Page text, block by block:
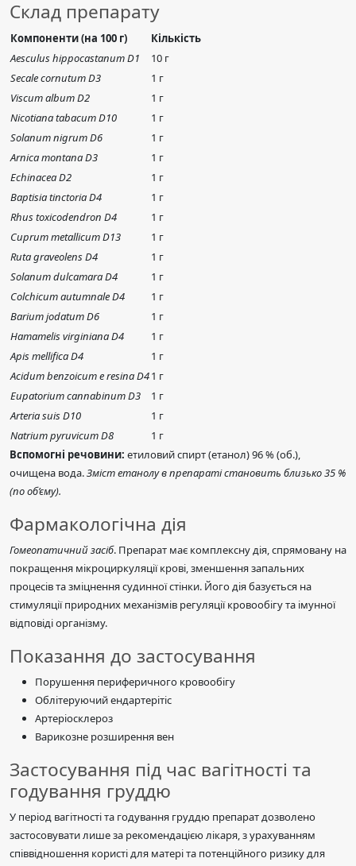
Склад препарату
Компоненти (на 100 г)
Кількість
Aesculus hippocastanum D1
10 г
Secale cornutum D3
1 г
Viscum album D2
1 г
Nicotiana tabacum D10
1 г
Solanum nigrum D6
1 г
Arnica montana D3
1 г
Echinacea D2
1 г
Baptisia tinctoria D4
1 г
Rhus toxicodendron D4
1 г
Cuprum metallicum D13
1 г
Ruta graveolens D4
1 г
Solanum dulcamara D4
1 г
Colchicum autumnale D4
1 г
Barium jodatum D6
1 г
Hamamelis virginiana D4
1 г
Apis mellifica D4
1 г
Acidum benzoicum e resina D41 г
Eupatorium cannabinum D3
1 г
Arteria suis D10
1 г
Natrium pyruvicum D8
1 г
Вспомогні речовини: етиловий спирт (етанол) 96 % (об.),
очищена вода.Зміст етанолу в препараті становить близько 35 %
(по об’єму).
Фармакологічна дія
Гомеопатичний засіб. Препарат має комплексну дія, спрямовану на
покращення мікроциркуляції крові, зменшення запальних
процесів та зміцнення судинної стінки. Його дія базується на
стимуляції природних механізмів регуляції кровообігу та імунної
відповіді організму.
Показання до застосування
Порушення периферичного кровообігу
Облітеруючий ендартерітіс
Артеріосклероз
Варикозне розширення вен
Застосування під час вагітності та
годування груддю
У період вагітності та годування груддю препарат дозволено
застосовувати лише за рекомендацією лікаря, з урахуванням
співвідношення користі для матері та потенційного ризику для